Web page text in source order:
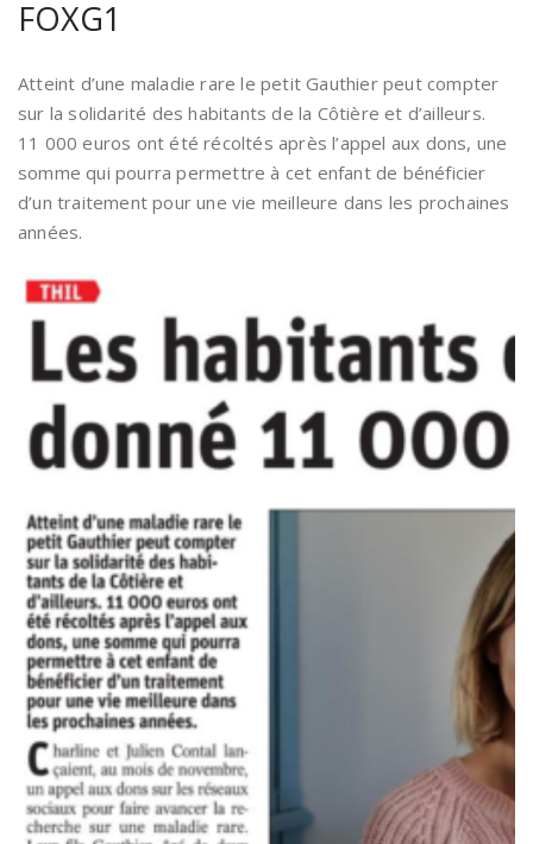
FOXG1
Atteint d’une maladie rare le petit Gauthier peut compter
sur la solidarité des habitants de la Côtière et d’ailleurs.
11 000 euros ont été récoltés après l’appel aux dons, une
somme qui pourra permettre à cet enfant de bénéficier
d’un traitement pour une vie meilleure dans les prochaines
années.